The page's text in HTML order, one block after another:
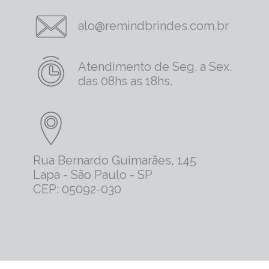
alo@remindbrindes.com.br
Atendimento de Seg. a Sex.
das 08hs as 18hs.
Rua Bernardo Guimarães, 145
Lapa - São Paulo - SP
CEP: 05092-030